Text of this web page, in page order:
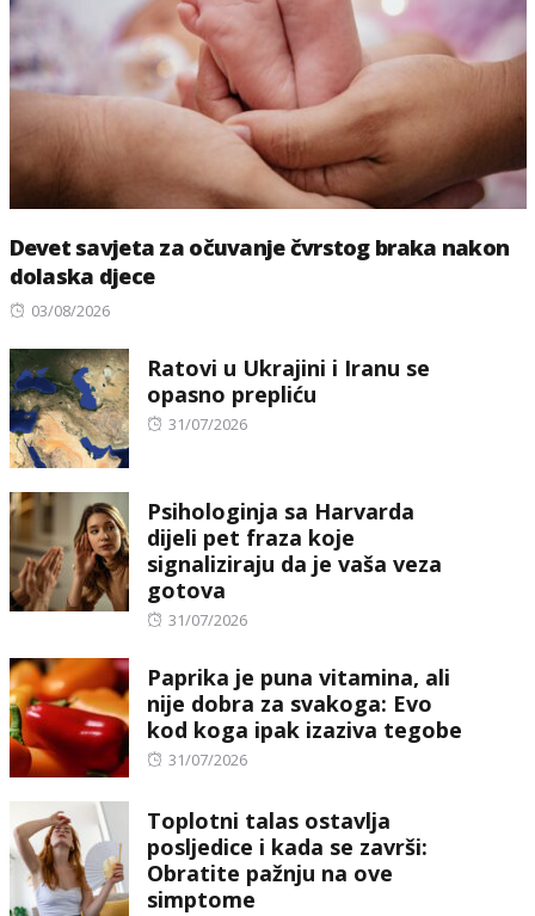
Devet savjeta za očuvanje čvrstog braka nakon
dolaska djece
Posted
03/08/2026
Ratovi u Ukrajini i Iranu se
opasno prepliću
Posted
31/07/2026
Psihologinja sa Harvarda
dijeli pet fraza koje
signaliziraju da je vaša veza
gotova
Posted
31/07/2026
Paprika je puna vitamina, ali
nije dobra za svakoga: Evo
kod koga ipak izaziva tegobe
Posted
31/07/2026
Toplotni talas ostavlja
posljedice i kada se završi:
Obratite pažnju na ove
simptome